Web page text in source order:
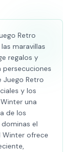
Retro
maravillas
regalos y
persecuciones
Juego Retro
y los
una
de los
el
Winter ofrece